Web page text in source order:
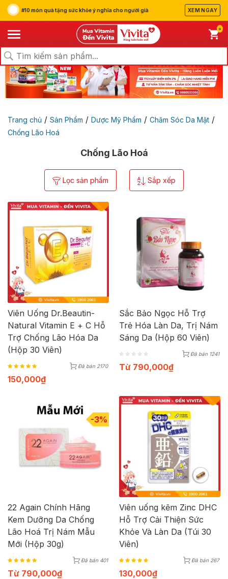
#10 món quà tặng sức khỏe ý nghĩa cho người già XEM NGAY
0
Trang chủ / Sản Phẩm / Dược Mỹ Phẩm / Chăm Sóc Da Mặt /
Chống Lão Hoá
Chống Lão Hoá
Lọc sản phẩm Sắp xếp
Viên Uống Dr.Beautin-
Natural Vitamin E + C Hỗ
Trợ Chống Lão Hóa Da
(Hộp 30 Viên)
Đã bán 2170
150,000₫
Sắc Bảo Ngọc Hỗ Trợ
Trẻ Hóa Làn Da, Trị Nám
Sáng Da (Hộp 60 Viên)
Đã bán 1241
Từ 790,000₫
-3%
22 Again Chính Hãng
Kem Dưỡng Da Chống
Lão Hoá Trị Nám Mẫu
Mới (Hộp 30g)
Đã bán 401
Từ 790,000₫
Viên uống kẽm Zinc DHC
Hỗ Trợ Cải Thiện Sức
Khỏe Và Làn Da (Túi 30
Viên)
Đã bán 267
130,000₫